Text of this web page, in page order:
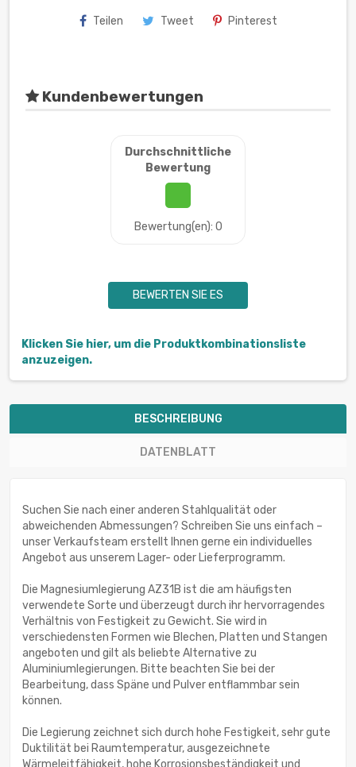
Teilen Tweet Pinterest
Kundenbewertungen
Durchschnittliche
Bewertung
Bewertung(en): 0
BEWERTEN SIE ES
Klicken Sie hier, um die Produktkombinationsliste
anzuzeigen.
BESCHREIBUNG
DATENBLATT
Suchen Sie nach einer anderen Stahlqualität oder
abweichenden Abmessungen? Schreiben Sie uns einfach –
unser Verkaufsteam erstellt Ihnen gerne ein individuelles
Angebot aus unserem Lager- oder Lieferprogramm.
Die Magnesiumlegierung AZ31B ist die am häufigsten
verwendete Sorte und überzeugt durch ihr hervorragendes
Verhältnis von Festigkeit zu Gewicht. Sie wird in
verschiedensten Formen wie Blechen, Platten und Stangen
angeboten und gilt als beliebte Alternative zu
Aluminiumlegierungen. Bitte beachten Sie bei der
Bearbeitung, dass Späne und Pulver entflammbar sein
können.
Die Legierung zeichnet sich durch hohe Festigkeit, sehr gute
Duktilität bei Raumtemperatur, ausgezeichnete